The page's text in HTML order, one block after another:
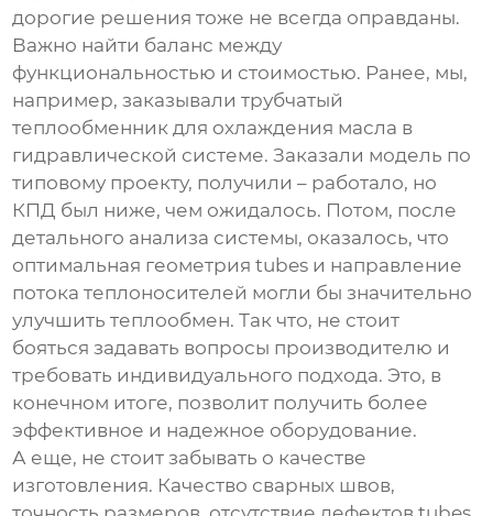
дорогие решения тоже не всегда оправданы.
Важно найти баланс между
функциональностью и стоимостью. Ранее, мы,
например, заказывалитрубчатый
теплообменник для охлаждения масла в
гидравлической системе. Заказали модель по
типовому проекту, получили – работало, но
КПД был ниже, чем ожидалось. Потом, после
детального анализа системы, оказалось, что
оптимальная геометрия tubes и направление
потока теплоносителей могли бы значительно
улучшить теплообмен. Так что, не стоит
бояться задавать вопросы производителю и
требовать индивидуального подхода. Это, в
конечном итоге, позволит получить более
эффективное и надежное оборудование.
А еще, не стоит забывать о качестве
изготовления. Качество сварных швов,